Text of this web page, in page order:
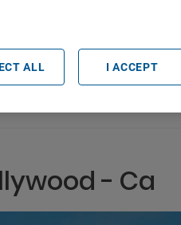
- Ca
ALL I ACCEPT